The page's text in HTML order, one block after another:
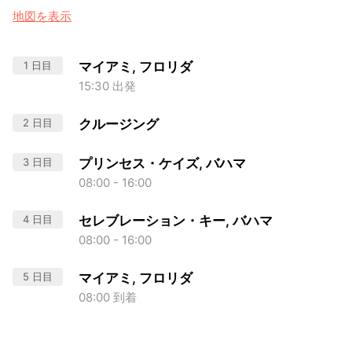
地図を表示
1 日目 マイアミ, フロリダ
15:30 出発
2 日目 クルージング
3 日目 プリンセス・ケイズ, バハマ
08:00 - 16:00
4 日目 セレブレーション・キー, バハマ
08:00 - 16:00
5 日目 マイアミ, フロリダ
08:00 到着